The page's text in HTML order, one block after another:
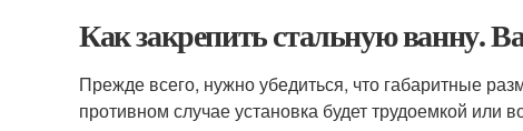
Как закрепить стальную ванну.
Прежде всего, нужно убедиться, что габаритные
противном случае установка будет трудоемкой или